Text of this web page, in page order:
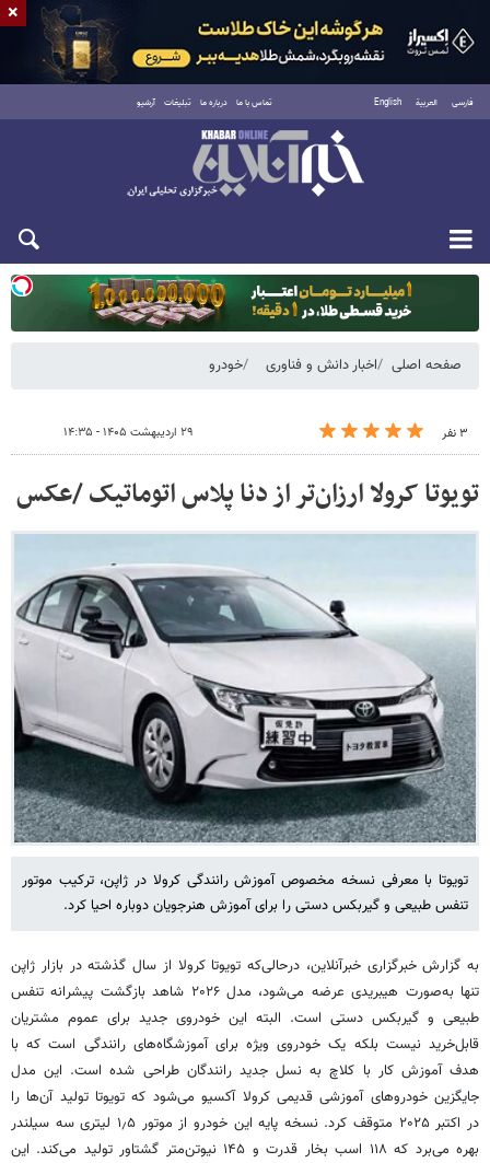
فارسی العربية English تماس با ما درباره ما تبلیغات آرشیو
یکشنبه ۱۸ مرداد ۱۴۰۵
صفحه اصلی اخبار دانش و فناوری خودرو
۳ نفر ۲۹ اردیبهشت ۱۴۰۵ - ۱۴:۳۵
تویوتا کرولا ارزان‌تر از دنا پلاس اتوماتیک /عکس
تویوتا با معرفی نسخه مخصوص آموزش رانندگی کرولا در ژاپن، ترکیب موتور
تنفس طبیعی و گیربکس دستی را برای آموزش هنرجویان دوباره احیا کرد.
به گزارش خبرگزاری خبرآنلاین، درحالی‌که تویوتا کرولا از سال گذشته در بازار ژاپن
تنها به‌صورت هیبریدی عرضه می‌شود، مدل ۲۰۲۶ شاهد بازگشت پیشرانه تنفس
طبیعی و گیربکس دستی است. البته این خودروی جدید برای عموم مشتریان
قابل‌خرید نیست بلکه یک خودروی ویژه برای آموزشگاه‌های رانندگی است که با
هدف آموزش کار با کلاچ به نسل جدید رانندگان طراحی شده است. این مدل
جایگزین خودروهای آموزشی قدیمی کرولا آکسیو می‌شود که تویوتا تولید آن‌ها را
در اکتبر ۲۰۲۵ متوقف کرد. نسخه پایه این خودرو از موتور ۱٫۵ لیتری سه سیلندر
بهره می‌برد که ۱۱۸ اسب بخار قدرت و ۱۴۵ نیوتن‌متر گشتاور تولید می‌کند. این
×